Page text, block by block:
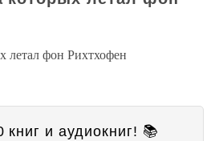
летал фон Рихтхофен
и аудиокниг! 📚